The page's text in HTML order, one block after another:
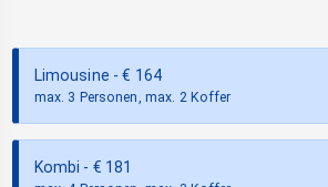
Limousine - € 164
max. 3 Personen, max. 2 Koffer
Kombi - € 181